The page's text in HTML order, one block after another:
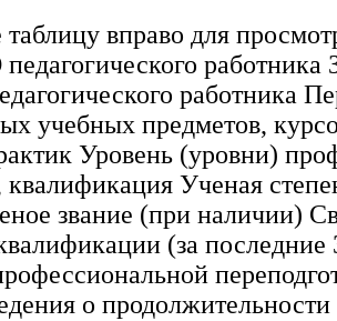
вправо для
работника
работника
учебных предметов,
Уровень (уровни)
квалификация Ученая
звание (при наличии)
(за последние
о